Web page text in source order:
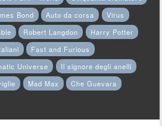
Bond Auto da corsa
Virus
Robert Langdon
Harry Potter
Fast and Furious
Universe
Il signore degli anelli
Mad Max
Che Guevara